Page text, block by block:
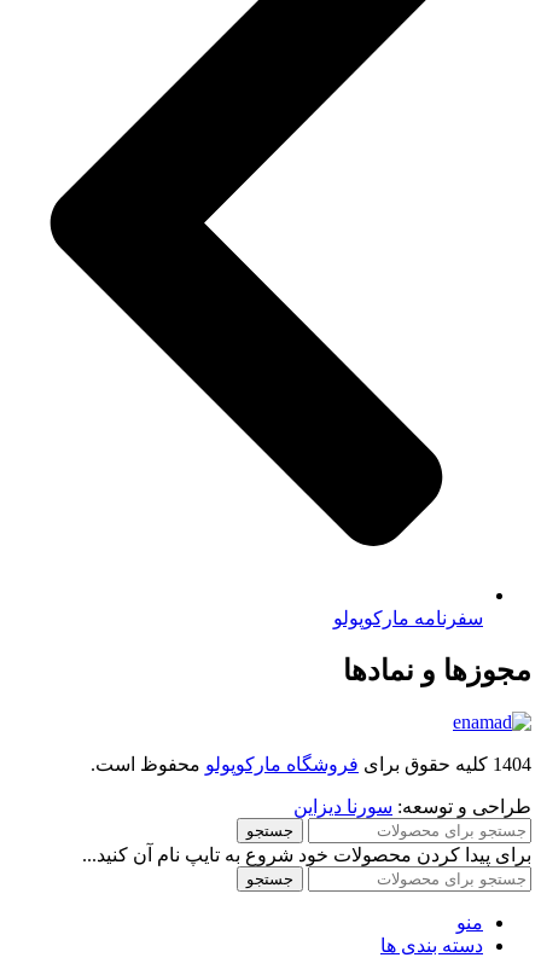
سفرنامه مارکوپولو
مجوزها و نمادها
1404 کلیه حقوق برای فروشگاه مارکوپولو محفوظ است.
طراحی و توسعه: سورنا دیزاین
جستجو
برای پیدا کردن محصولات خود شروع به تایپ نام آن کنید...
جستجو
منو
دسته بندی ها